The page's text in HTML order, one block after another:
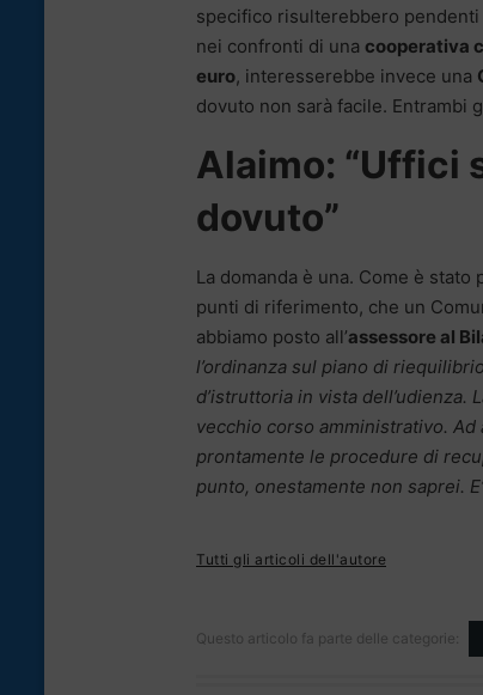
specifico risulterebbero pendenti
nei confronti di una cooperativa
euro, interesserebbe invece una
dovuto non sarà facile. Entrambi
Alaimo: “Uffici
dovuto”
La domanda è una. Come è
punti di riferimento, che un
abbiamo posto all’assessore al
l’ordinanza sul piano di
d’istruttoria in vista
vecchio corso amministrativo.
prontamente le procedure di
punto, onestamente non saprei.
Tutti gli articoli dell'autore
Questo articolo fa parte delle categorie: